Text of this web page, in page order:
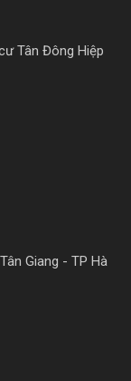
Tân Đông Hiệp
Giang - TP Hà